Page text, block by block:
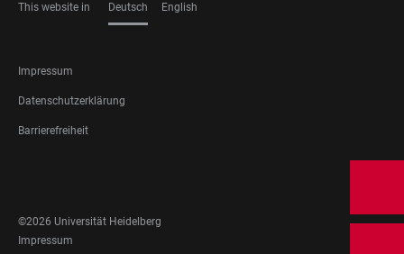
This website in Deutsch English
FOOTER
LEGAL
Impressum
Datenschutzerklärung
Barrierefreiheit
MEDIA
©2026 Universität Heidelberg
FOOTER
Impressum